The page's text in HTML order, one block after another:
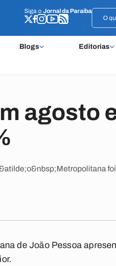
Siga o Jornal da Paraíba
Blogs Editorias
Siga o Jornal da Paraíba
agosto
foi
de João Pessoa